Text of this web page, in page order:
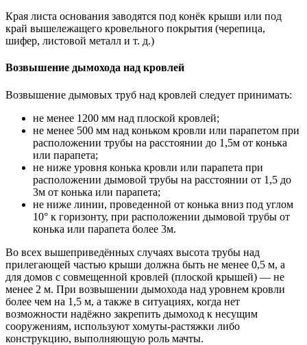
Края листа основания заводятся под конёк крыши или под
край вышележащего кровельного покрытия (черепица,
шифер, листовой металл и т. д.)
Возвышение дымохода над кровлей
Возвышение дымовых труб над кровлей следует принимать:
не менее 1200 мм над плоской кровлей;
не менее 500 мм над коньком кровли или парапетом при
расположении трубы на расстоянии до 1,5м от конька
или парапета;
не ниже уровня конька кровли или парапета при
расположении дымовой трубы на расстоянии от 1,5 до
3м от конька или парапета;
не ниже линии, проведенной от конька вниз под углом
10° к горизонту, при расположении дымовой трубы от
конька или парапета более 3м.
Во всех вышеприведённых случаях высота трубы над
прилегающей частью крыши должна быть не менее 0,5 м, а
для домов с совмещенной кровлей (плоской крышей) — не
менее 2 м. При возвышении дымохода над уровнем кровли
более чем на 1,5 м, а также в ситуациях, когда нет
возможности надёжно закрепить дымоход к несущим
сооружениям, используют хомуты-растяжки либо
конструкцию, выполняющую роль мачты.